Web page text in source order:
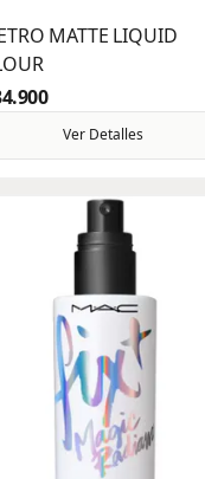
MATTE LIQUID
Ver Detalles